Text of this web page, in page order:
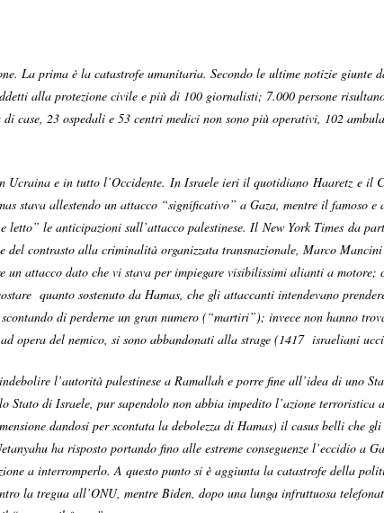
La prima è la catastrofe umanitaria. Secondo le ultime notizie
alla protezione civile e più di 100 giornalisti; 7.000 persone
case, 23 ospedali e 53 centri medici non sono più operativi, 102
Ucraina e in tutto l’Occidente. In Israele ieri il quotidiano Haaretz e il
stava allestendo un attacco “significativo” a Gaza, mentre il famoso
le anticipazioni sull’attacco palestinese. Il New York Times da
contrasto alla criminalità organizzata transnazionale, Marco
un attacco dato che vi stava per impiegare visibilissimi alianti a
quanto sostenuto da Hamas, che gli attaccanti intendevano
di perderne un gran numero (“martiri”); invece non hanno
opera del nemico, si sono abbandonati alla strage (1417 israeliani
l’autorità palestinese a Ramallah e porre fine all’idea di uno
di Israele, pur sapendolo non abbia impedito l’azione terroristica
dandosi per scontata la debolezza di Hamas) il casus belli che
ha risposto portando fino alle estreme conseguenze l’eccidio a
a interromperlo. A questo punto si è aggiunta la catastrofe della
la tregua all’ONU, mentre Biden, dopo una lunga infruttuosa